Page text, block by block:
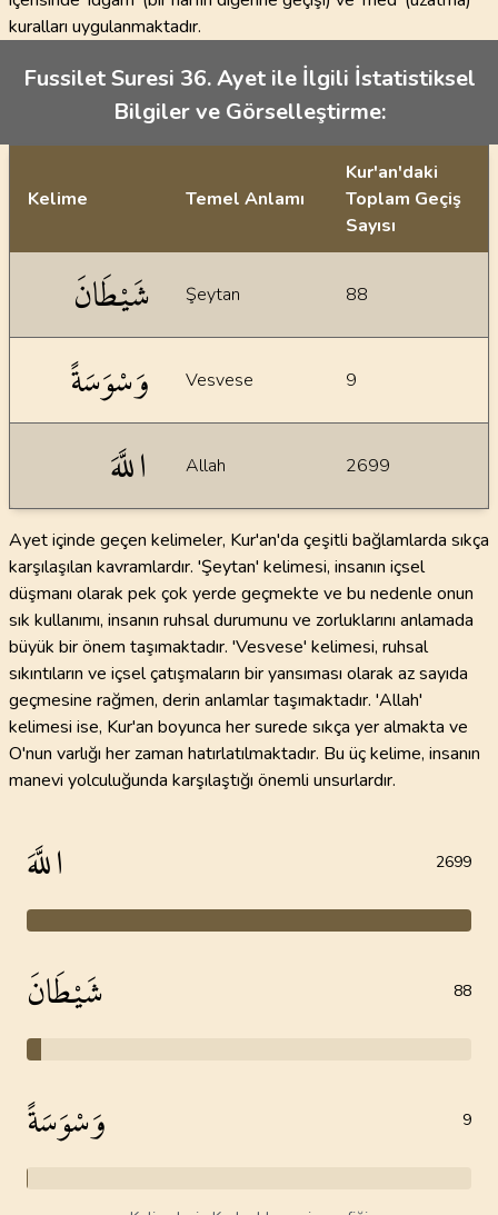
kuralları uygulanmaktadır.
Fussilet Suresi 36. Ayet ile İlgili İstatistiksel
Bilgiler ve Görselleştirme:
Kelime Temel Anlamı
Kur'an'daki
Toplam Geçiş
Sayısı
شَيْطَانَ Şeytan 88
وَسْوَسَةً Vesvese 9
اللَّهَ Allah 2699
Ayet içinde geçen kelimeler, Kur'an'da çeşitli bağlamlarda sıkça
karşılaşılan kavramlardır. 'Şeytan' kelimesi, insanın içsel
düşmanı olarak pek çok yerde geçmekte ve bu nedenle onun
sık kullanımı, insanın ruhsal durumunu ve zorluklarını anlamada
büyük bir önem taşımaktadır. 'Vesvese' kelimesi, ruhsal
sıkıntıların ve içsel çatışmaların bir yansıması olarak az sayıda
geçmesine rağmen, derin anlamlar taşımaktadır. 'Allah'
kelimesi ise, Kur'an boyunca her surede sıkça yer almakta ve
O'nun varlığı her zaman hatırlatılmaktadır. Bu üç kelime, insanın
manevi yolculuğunda karşılaştığı önemli unsurlardır.
اللَّهَ 2699
شَيْطَانَ 88
وَسْوَسَةً 9